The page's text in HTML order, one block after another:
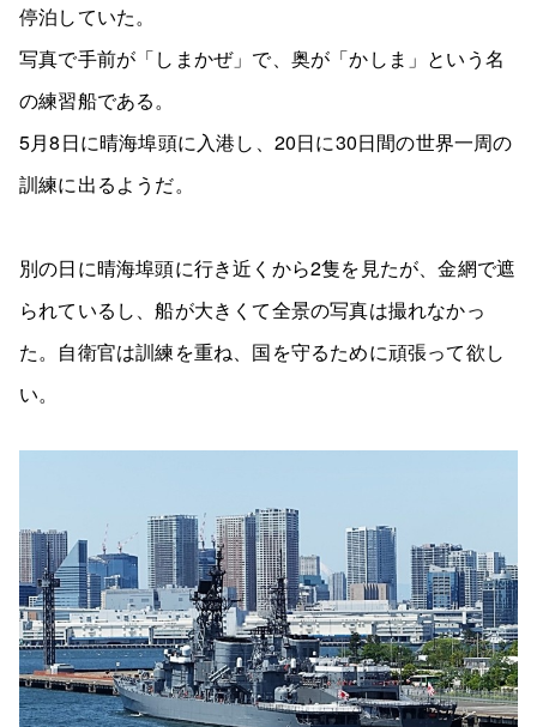
停泊していた。
写真で手前が「しまかぜ」で、奥が「かしま」という名
の練習船である。
5月8日に晴海埠頭に入港し、20日に30日間の世界一周の
訓練に出るようだ。
別の日に晴海埠頭に行き近くから2隻を見たが、金網で遮
られているし、船が大きくて全景の写真は撮れなかっ
た。自衛官は訓練を重ね、国を守るために頑張って欲し
い。